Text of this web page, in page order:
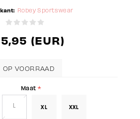
Robey Sportswear
(EUR)
OP VOORRAAD
Maat *
L XL XXL